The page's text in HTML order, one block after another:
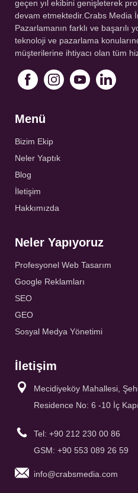
geçen yıl ekibini genişleterek
devam etmektedir.Crabs Media
Pazarlamanın farklı ve başarılı
teknoloji ve pazarlama
müşterilerine ihtiyacı olan tüm
Menü
Bizim Ekip
Neler Yaptık
Blog
İletişim
Hakkımızda
Neler Yapıyoruz
Profesyonel Web Tasarım
Google Reklamları
SEO
GEO
Sosyal Medya Yönetimi
İletişim
Mecidiyeköy Mahallesi,
Residence No: 6 -10 İç
Tel: +90 212 230 00 86
GSM: +90 553 089 26 59
info@crabsmedia.com